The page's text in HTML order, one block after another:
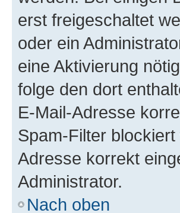
erst freigeschaltet
oder ein
eine Aktivierung
folge den dort
E-Mail-Adresse
Spam-Filter
Adresse korrekt
Administrator.
Nach oben